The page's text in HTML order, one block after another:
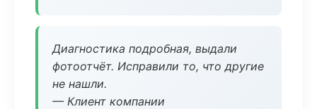
Диагностика подробная, выдали
фотоотчёт. Исправили то, что другие
не нашли.
— Клиент компании